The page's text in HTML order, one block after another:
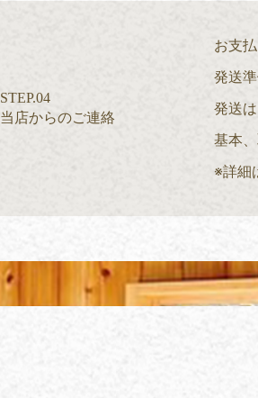
STEP.04
当店からのご連絡
お支
発送
発送
基本
※詳細